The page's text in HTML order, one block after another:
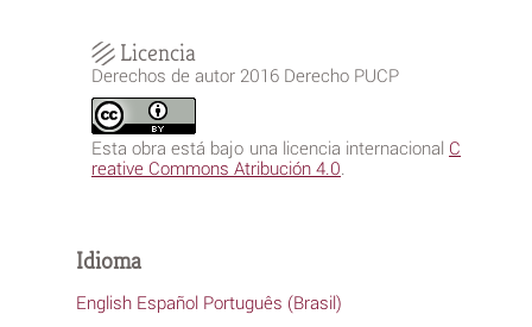
Licencia
Derechos de autor 2016 Derecho PUCP
Esta obra está bajo una licencia internacional C
reative Commons Atribución 4.0
Idioma
English Español Português (Brasil)